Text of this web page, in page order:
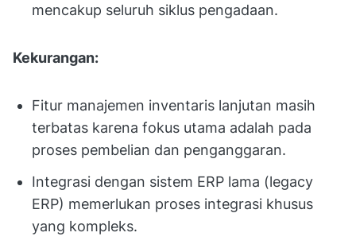
mencakup seluruh siklus pengadaan.
Kekurangan:
Fitur manajemen inventaris lanjutan masih
terbatas karena fokus utama adalah pada
proses pembelian dan penganggaran.
Integrasi dengan sistem ERP lama (legacy
ERP) memerlukan proses integrasi khusus
yang kompleks.